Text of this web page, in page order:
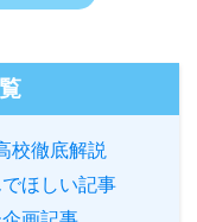
校徹底解説
でほしい記事